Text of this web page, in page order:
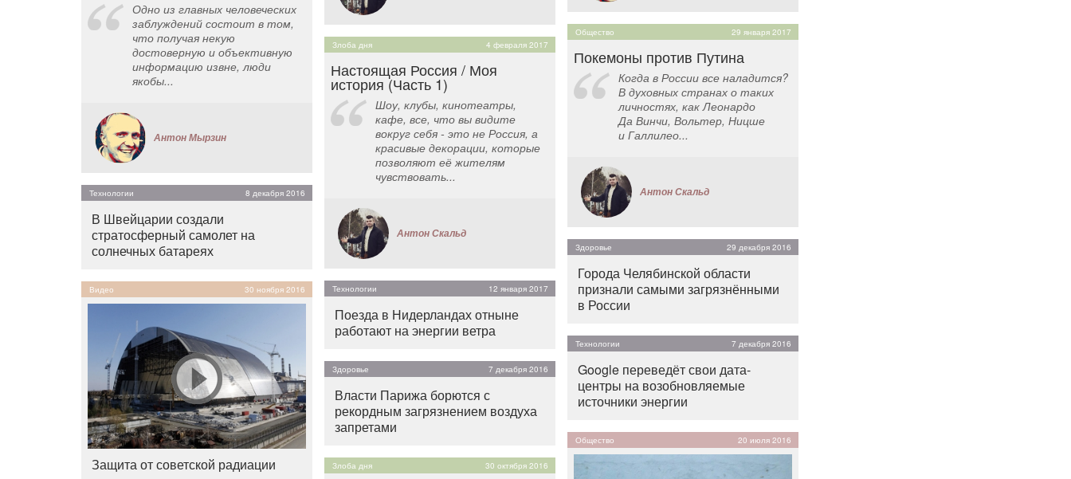
Одно из главных человеческих
заблуждений состоит в том,
что получая некую
достоверную и объективную
информацию извне, люди
якобы...
Антон Мырзин
Технологии 8 декабря 2016
В Швейцарии создали
стратосферный самолет на
солнечных батареях
Видео 30 ноября 2016
Защита от советской радиации
Злоба дня 4 февраля 2017
Настоящая Россия / Моя
история (Часть 1)
Шоу, клубы, кинотеатры,
кафе, все, что вы видите
вокруг себя - это не Россия, а
красивые декорации, которые
позволяют её жителям
чувствовать...
Антон Скальд
Технологии 12 января 2017
Поезда в Нидерландах отныне
работают на энергии ветра
Здоровье 7 декабря 2016
Власти Парижа борются с
рекордным загрязнением воздуха
запретами
Злоба дня 30 октября 2016
Общество 29 января 2017
Покемоны против Путина
Когда в России все наладится?
В духовных странах о таких
личностях, как Леонардо
Да Винчи, Вольтер, Ницше
и Галлилео...
Антон Скальд
Здоровье 29 декабря 2016
Города Челябинской области
признали самыми загрязнёнными
в России
Технологии 7 декабря 2016
Google переведёт свои дата-
центры на возобновляемые
источники энергии
Общество 20 июля 2016